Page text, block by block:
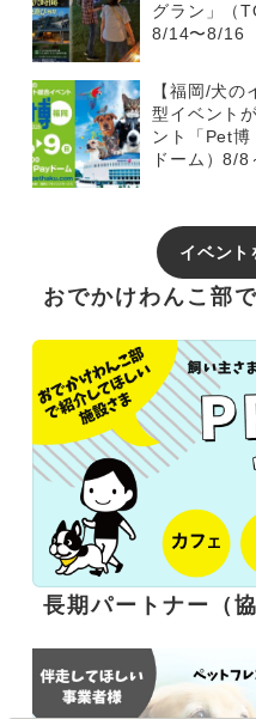
グラン」（
8/14〜8/16
【福岡/犬
型イベント
ント「Pet
ドーム）8/8
イベント
おでかけわんこ部
長期パートナー（協